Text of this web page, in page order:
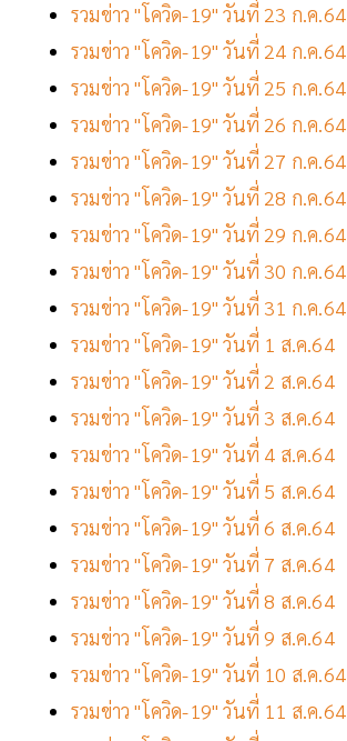
รวมข่าว "โควิด-19" วันที่ 23 ก.ค.64
รวมข่าว "โควิด-19" วันที่ 24 ก.ค.64
รวมข่าว "โควิด-19" วันที่ 25 ก.ค.64
รวมข่าว "โควิด-19" วันที่ 26 ก.ค.64
รวมข่าว "โควิด-19" วันที่ 27 ก.ค.64
รวมข่าว "โควิด-19" วันที่ 28 ก.ค.64
รวมข่าว "โควิด-19" วันที่ 29 ก.ค.64
รวมข่าว "โควิด-19" วันที่ 30 ก.ค.64
รวมข่าว "โควิด-19" วันที่ 31 ก.ค.64
รวมข่าว "โควิด-19" วันที่ 1 ส.ค.64
รวมข่าว "โควิด-19" วันที่ 2 ส.ค.64
รวมข่าว "โควิด-19" วันที่ 3 ส.ค.64
รวมข่าว "โควิด-19" วันที่ 4 ส.ค.64
รวมข่าว "โควิด-19" วันที่ 5 ส.ค.64
รวมข่าว "โควิด-19" วันที่ 6 ส.ค.64
รวมข่าว "โควิด-19" วันที่ 7 ส.ค.64
รวมข่าว "โควิด-19" วันที่ 8 ส.ค.64
รวมข่าว "โควิด-19" วันที่ 9 ส.ค.64
รวมข่าว "โควิด-19" วันที่ 10 ส.ค.64
รวมข่าว "โควิด-19" วันที่ 11 ส.ค.64